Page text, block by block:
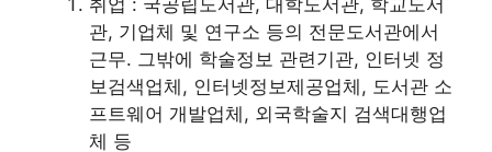
취업 : 국공립도서관, 대학도서관, 학교도서
관, 기업체 및 연구소 등의 전문도서관에서
근무. 그밖에 학술정보 관련기관, 인터넷 정
보검색업체, 인터넷정보제공업체, 도서관 소
프트웨어 개발업체, 외국학술지 검색대행업
체 등